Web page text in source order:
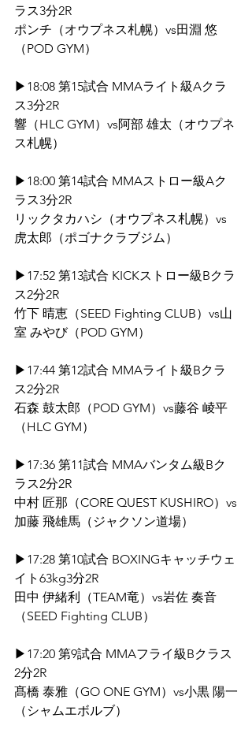
ラス3分2R
ポンチ（オウプネス札幌）vs田淵 悠
（POD GYM）
▶18:08 第15試合 MMAライト級Aクラ
ス3分2R
響（HLC GYM）vs阿部 雄太（オウプネ
ス札幌）
▶18:00 第14試合 MMAストロー級Aク
ラス3分2R
リックタカハシ（オウプネス札幌）vs
虎太郎（ポゴナクラブジム）
▶17:52 第13試合 KICKストロー級Bクラ
ス2分2R
竹下 晴恵（SEED Fighting CLUB）vs山
室 みやび（POD GYM）
▶17:44 第12試合 MMAライト級Bクラ
ス2分2R
石森 鼓太郎（POD GYM）vs藤谷 崚平
（HLC GYM）
▶17:36 第11試合 MMAバンタム級Bク
ラス2分2R
中村 匠那（CORE QUEST KUSHIRO）vs
加藤 飛雄馬（ジャクソン道場）
▶17:28 第10試合 BOXINGキャッチウェ
イト63kg3分2R
田中 伊緒利（TEAM竜）vs岩佐 奏音
（SEED Fighting CLUB）
▶17:20 第9試合 MMAフライ級Bクラス
2分2R
髙橋 泰雅（GO ONE GYM）vs小黒 陽一
（シャムエボルブ）